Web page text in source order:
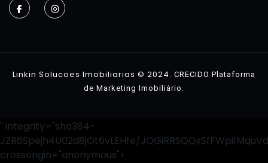
Linkin Solucoes Imobiliarias © 2024. CRECIDO Plataforma
de Marketing Imobiliário .
" integrity="sha384-
JZR6Spejh4U02d8jOt6vLEHfe/
crossorigin="anonymous">